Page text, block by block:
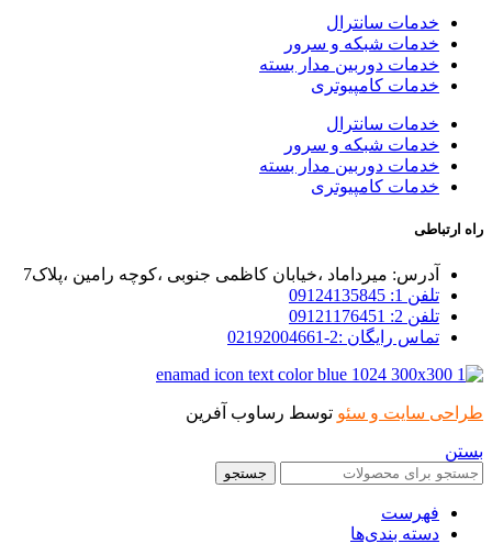
خدمات سانترال
خدمات شبکه و سرور
خدمات دوربین مدار بسته
خدمات کامپیوتری
خدمات سانترال
خدمات شبکه و سرور
خدمات دوربین مدار بسته
خدمات کامپیوتری
راه ارتباطی
آدرس: میرداماد ،خیابان کاظمی جنوبی ،کوچه رامین ،پلاک7
تلفن 1: 09124135845
تلفن 2: 09121176451
تماس رایگان :2-02192004661
طراحی سایت و سئو توسط رساوب آفرین
بستن
جستجو
فهرست
دسته بندی‌ها